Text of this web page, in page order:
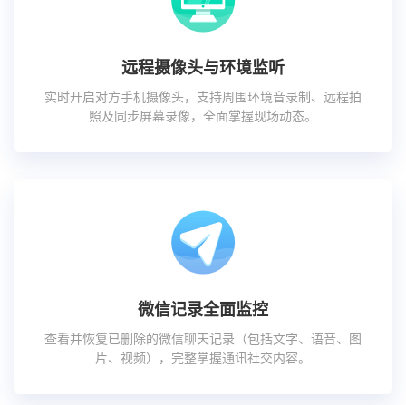
远程摄像头与环境监听
实时开启对方手机摄像头，支持周围环境音录制、远程拍
照及同步屏幕录像，全面掌握现场动态。
微信记录全面监控
查看并恢复已删除的微信聊天记录（包括文字、语音、图
片、视频），完整掌握通讯社交内容。